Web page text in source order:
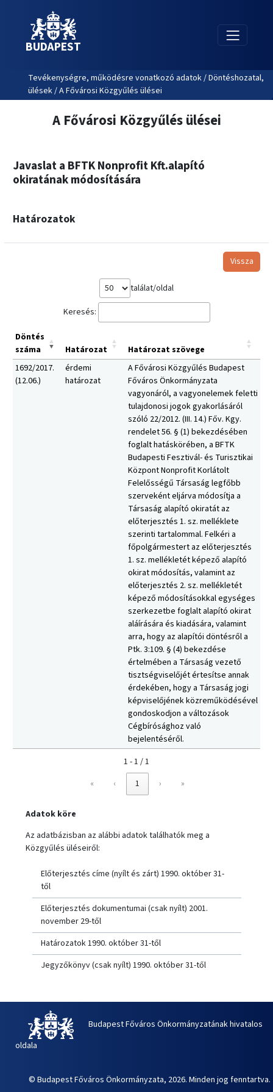
BUDAPEST
Tevékenységre, működésre vonatkozó adatok / Döntéshozatal,
ülések / A Fővárosi Közgyűlés ülései
A Fővárosi Közgyűlés ülései
Javaslat a BFTK Nonprofit Kft.alapító
okiratának módosítására
Határozatok
Vissza
találat/oldal
Keresés:
Döntés
száma
Határozat
Határozat szövege
1692/2017.
(12.06.)
érdemi
határozat
A Fővárosi Közgyűlés Budapest
Főváros Önkormányzata
vagyonáról, a vagyonelemek feletti
tulajdonosi jogok gyakorlásáról
szóló 22/2012. (III. 14.) Főv. Kgy.
rendelet 56. § (1) bekezdésében
foglalt hatáskörében, a BFTK
Budapesti Fesztivál- és Turisztikai
Központ Nonprofit Korlátolt
Felelősségű Társaság legfőbb
szerveként eljárva módosítja a
Társaság alapító okiratát az
előterjesztés 1. sz. melléklete
szerinti tartalommal. Felkéri a
főpolgármestert az előterjesztés
1. sz. mellékletét képező alapító
okirat módosítás, valamint az
előterjesztés 2. sz. mellékletét
képező módosításokkal egységes
szerkezetbe foglalt alapító okirat
aláírására és kiadására, valamint
arra, hogy az alapítói döntésről a
Ptk. 3:109. § (4) bekezdése
értelmében a Társaság vezető
tisztségviselőjét értesítse annak
érdekében, hogy a Társaság jogi
képviselőjének közreműködésével
gondoskodjon a változások
Cégbírósághoz való
bejelentéséről.
1 - 1 / 1
«
‹ 1 › »
Adatok köre
Az adatbázisban az alábbi adatok találhatók meg a
Közgyűlés üléseiről:
Előterjesztés címe (nyílt és zárt) 1990. október 31-
től
Előterjesztés dokumentumai (csak nyílt) 2001.
november 29-től
Határozatok 1990. október 31-től
Jegyzőkönyv (csak nyílt) 1990. október 31-től
Budapest Főváros Önkormányzatának hivatalos
oldala
© Budapest Főváros Önkormányzata, 2026. Minden jog fenntartva.